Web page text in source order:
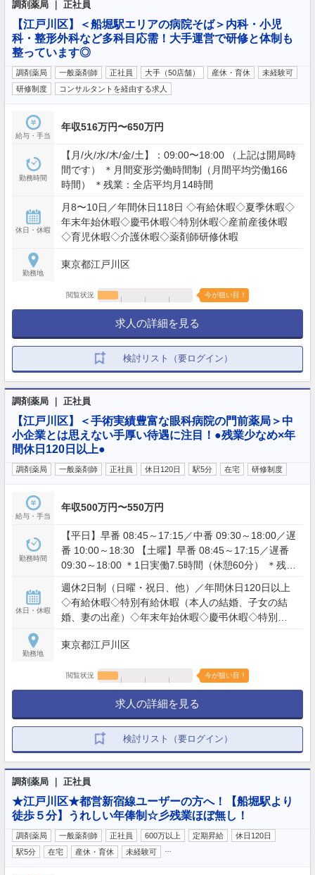
調剤薬局 ｜ 正社員
【江戸川区】＜船堀駅エリアの病院そば＞内科・小児
科・整形外科など多科目応需！大手運営で研修と体制も
整っています◎
調剤薬局 一般薬剤師 正社員 大手（50店舗） 産休・育休
未経験可
研修制度
コンサルタントを経由する求人
給与・手当
年収516万円〜650万円
勤務時間
【月/火/水/木/金/土】：09:00〜18:00 （上記は開局時
間です） ＊月間変形労働時間制（月間平均労働166
時間） ＊残業：全店平均月14時間
休日・休暇
月8〜10日／年間休日118日 ◇有給休暇◇夏季休暇◇
年末年始休暇◇慶弔休暇◇特別休暇◇産前産後休暇
◇育児休暇◇介護休暇◇薬剤師研修休暇
勤務地
東京都江戸川区
閲覧状況 今が狙い目！
求人の詳細を見る
検討リスト（要ログイン）
調剤薬局 ｜ 正社員
【江戸川区】＜手術実績豊富な眼科病院の門前薬局＞中
小企業とは思えない手厚い待遇に注目！●残業少なめ×年
間休日120日以上●
調剤薬局 一般薬剤師 正社員 休日120日 駅5分 在宅 研修制度
給与・手当
年収500万円〜550万円
勤務時間
【平日】早番 08:45～17:15／中番 09:30～18:00／遅
番 10:00～18:30 【土曜】早番 08:45～17:15／遅番
09:30～18:00 ＊1日実働7.5時間（休憩60分） ＊残
休日・休暇
週休2日制（日曜・祝日、他）／年間休日120日以上
◇有給休暇◇特別有給休暇（本人の結婚、子女の結
婚、妻の出産）◇年末年始休暇◇慶弔休暇◇特別休
シュ休暇
勤務地
東京都江戸川区
閲覧状況 今が狙い目！
求人の詳細を見る
検討リスト（要ログイン）
調剤薬局 ｜ 正社員
★江戸川区★都営新宿線ユーザーの方へ！【船堀駅より
徒歩５分】うれしい年俸制☆彡残業ほぼ無し！
調剤薬局 一般薬剤師 正社員 600万以上 定期昇給
休日120日
駅5分
在宅 産休・育休 未経験可